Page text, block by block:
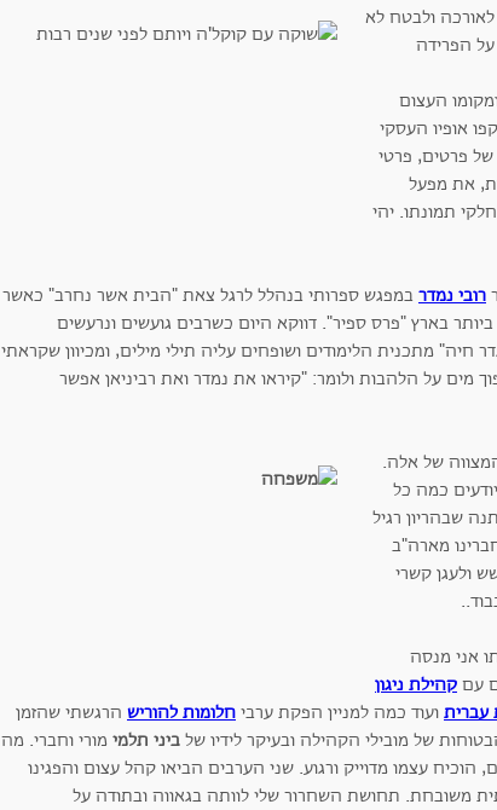
ולבטח לא
הפרידה
העצום
אופיו העסקי
של פרטים, פרטי
את מפעל
תמונתו. יהי
רובי נמדר במפגש ספרותי בנהלל לרגל צאת "הבית אשר נחרב" כאשר
בארץ "פרס ספיר". דווקא היום כשרבים גועשים ונרעשים
חיה" מתכנית הלימודים ושופחים עליה תילי מילים, ומכיוון שקראתי
מים על הלהבות ולומר: "קיראו את נמדר ואת רביניאן אפשר
של אלה.
כמה כל
שבהריון רגיל
מארה"ב
ולעגן קשרי
אני מנסה
עם קהילת ניגון
עברית ועוד כמה למניין הפקת ערבי חלומות להוריש הרגשתי שהזמן
של מובילי הקהילה ובעיקר לידיו של ביני תלמי מורי וחברי. מה
עצמו מדוייק ורגוע. שני הערבים הביאו קהל עצום והפגינו
משובחת. תחושת השחרור שלי לוותה בגאווה ובתודה על